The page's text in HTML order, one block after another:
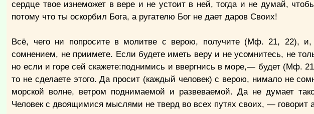
сердце твое изнеможет в вере и не устоит в ней, тогда и не думай,
потому что ты оскорбил Бога, а ругателю Бог не дает даров Своих!
Всё, чего ни попросите в молитве с верою, получите (Мф. 21, 22), и,
сомнением, не приимете. Если будете иметь веру и не усомнитесь, не
но если и горе сей скажете:поднимись и ввергнись в море,— будет (Мф.
то не сделаете этого. Да просит (каждый человек) с верою, нимало не
морской волне, ветром поднимаемой и развеваемой. Да не думает
Человек с двоящимися мыслями не тверд во всех путях своих, — говорит